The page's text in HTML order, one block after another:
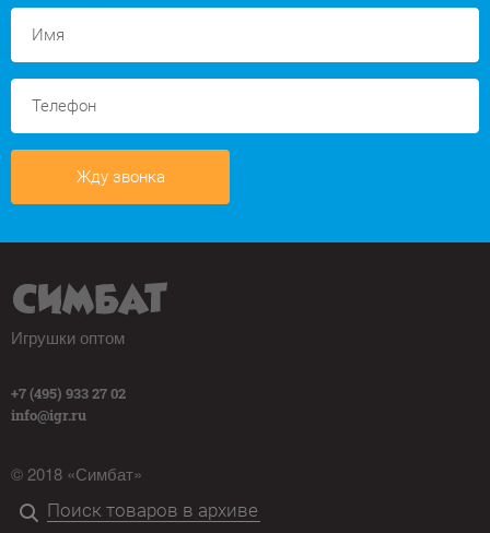
Жду звонка
Игрушки оптом
+7 (495) 933 27 02
info@igr.ru
© 2018 «Симбат»